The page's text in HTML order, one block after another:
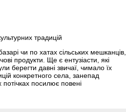
традицій
чи по хатах сільських мешканців,
продукти. Ще є ентузіасти, які
берегти давні звичаї, чимало їх
конкретного села, занепад
посилює повені